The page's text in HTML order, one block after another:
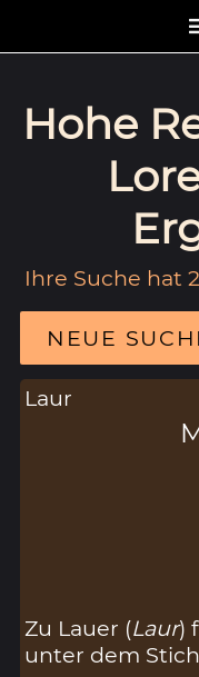
Hohe
Ihre Suche hat
NEUE
Laur
Zu Lauer (Laur)
unter dem